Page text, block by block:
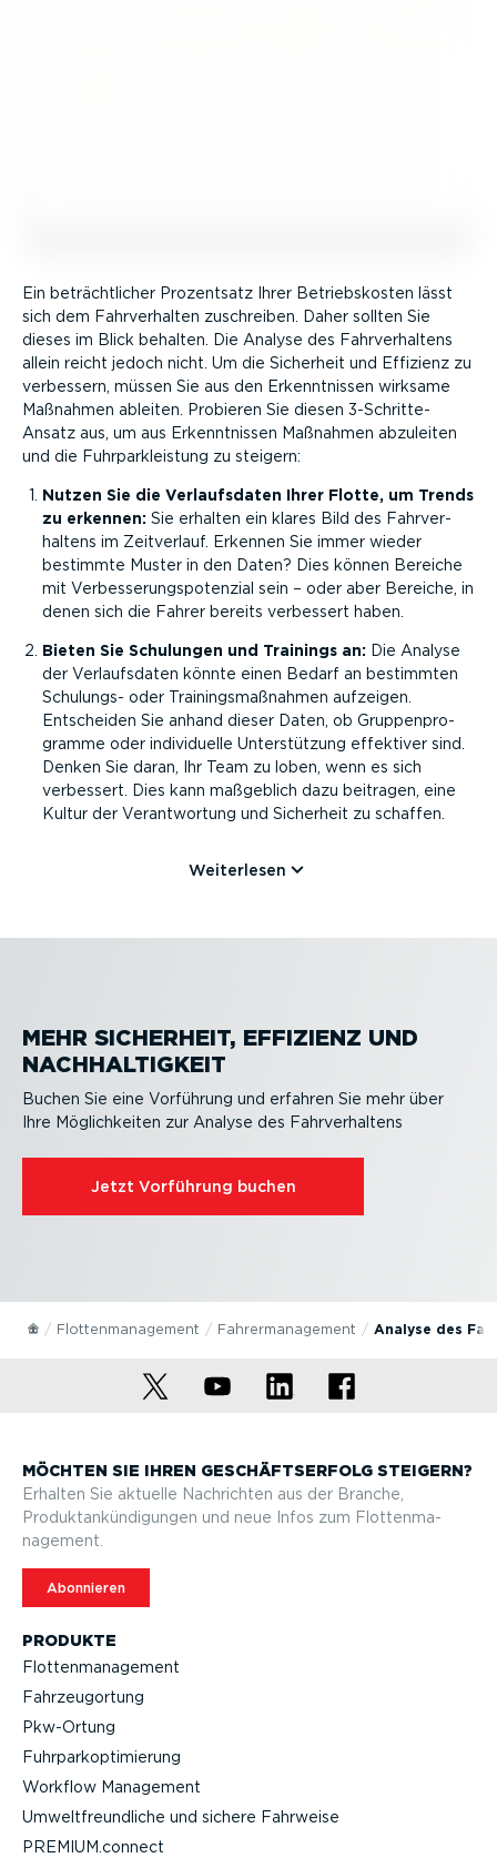
Ein beträcht­licher Prozentsatz Ihrer Betriebs­kosten lässt
sich dem Fahrver­halten zuschreiben. Daher sollten Sie
dieses im Blick behalten. Die Analyse des Fahrver­haltens
allein reicht jedoch nicht. Um die Sicherheit und Effizienz zu
verbessern, müssen Sie aus den Erkennt­nissen wirksame
Maßnahmen ableiten. Probieren Sie diesen 3-Schrit­te-
Ansatz aus, um aus Erkennt­nissen Maßnahmen abzuleiten
und die Fuhrparkleistung zu steigern:
Nutzen Sie die Verlaufs­daten Ihrer Flotte, um Trends
zu erkennen:Sie erhalten ein klares Bild des Fahrver­
haltens im Zeitverlauf. Erkennen Sie immer wieder
bestimmte Muster in den Daten? Dies können Bereiche
mit Verbes­se­rungs­po­tenzial sein – oder aber Bereiche, in
denen sich die Fahrer bereits verbessert haben.
Bieten Sie Schulungen und Trainings an:Die Analyse
der Verlaufs­daten könnte einen Bedarf an bestimmten
Schulungs- oder Trainings­maß­nahmen aufzeigen.
Entscheiden Sie anhand dieser Daten, ob Gruppen­pro­
gramme oder indivi­duelle Unter­stützung effektiver sind.
Denken Sie daran, Ihr Team zu loben, wenn es sich
verbessert. Dies kann maßgeblich dazu beitragen, eine
Kultur der Verant­wortung und Sicherheit zu schaffen.
Weiterlesen
MEHR SICHERHEIT, EFFIZIENZ UND
NACHHAL­TIGKEIT
Buchen Sie eine Vorführung und erfahren Sie mehr über
Ihre Möglich­keiten zur Analyse des Fahrver­haltens
Jetzt Vorführung buchen
Flotten­ma­nagement Fahrer­ma­nagement Analyse des
PRODUKTE
Flotten­ma­nagement
Fahrzeu­g­ortung
Pkw-Ortung
Fuhrpar­k­op­ti­mierung
Workflow Management
Umwelt­freund­liche und sichere Fahrweise
PREMIUM.connect
MÖCHTEN SIE IHREN GESCHÄFTS­ERFOLG STEIGERN?
Erhalten Sie aktuelle Nachrichten aus der Branche,
Produktan­kün­di­gungen und neue Infos zum Flotten­ma­
nagement.
Abonnieren